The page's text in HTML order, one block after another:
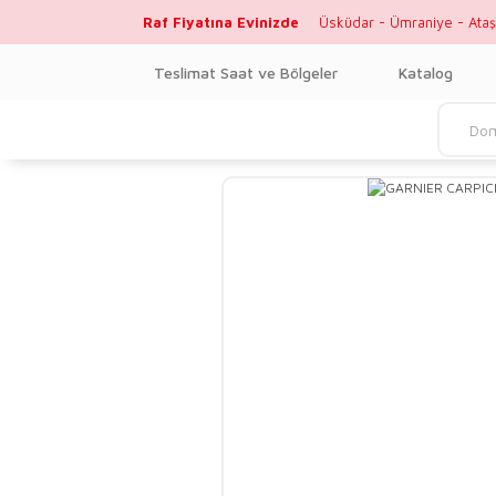
Raf Fiyatına Evinizde Üsküdar - Ümraniye -
Teslimat Saat ve Bölgeler Katalog